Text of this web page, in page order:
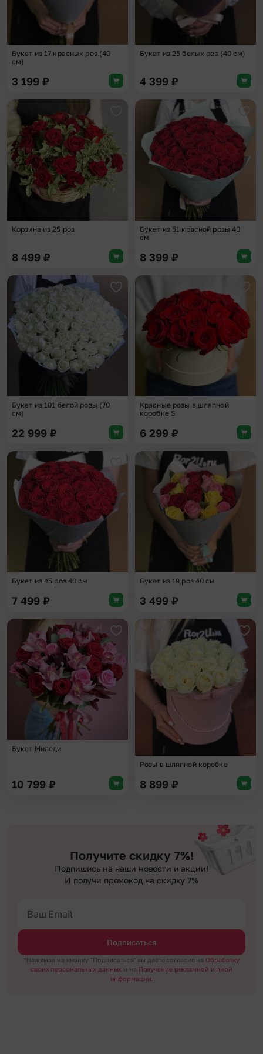
Букет из 17 красных роз (40
см)
3 199 ₽
Букет из 25 белых роз (40 см)
4 399 ₽
Добавить в избранное
Корзина из 25 роз
8 499 ₽
Букет из 51 красной розы 40
см
8 399 ₽
Добавить в избранное
Букет из 101 белой розы (70
см)
22 999 ₽
Красные розы в шляпной
коробке S
6 299 ₽
Добавить в избранное
Букет из 45 роз 40 см
7 499 ₽
Букет из 19 роз 40 см
3 499 ₽
Добавить в избранное
Букет Миледи
10 799 ₽
Розы в шляпной коробке
8 899 ₽
Получите скидку 7%!
Подпишись на наши новости и акции!
И получи промокод на скидку 7%
Подписаться
*Нажимая на кнопку "Подписаться" вы даёте согласие на Обработку
своих персональных данных и на Получение рекламной и иной
информации.